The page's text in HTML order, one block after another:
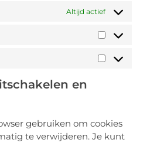
Altijd actief
en
gebruiken om cookies
te verwijderen. Je kunt